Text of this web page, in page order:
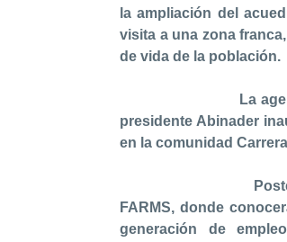
la ampliación del
visita a una zona
de vida de la población.
La agenda iniciará
presidente Abinader
en la comunidad
Posteriormente,
FARMS, donde
generación de